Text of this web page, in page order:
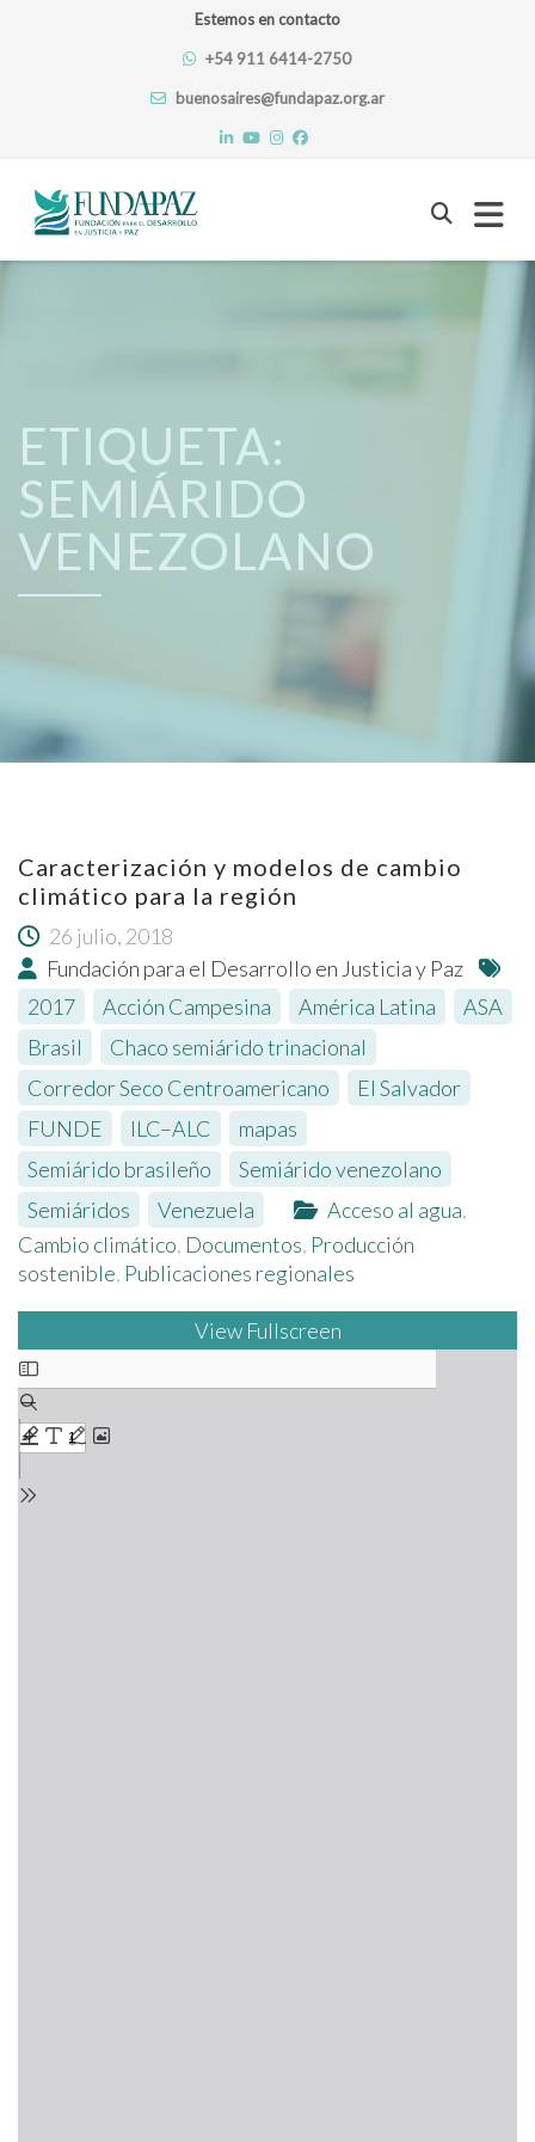
Estemos en contacto
+54 911 6414-2750
buenosaires@fundapaz.org.ar
Skip
ETIQUETA:
SEMIÁRIDO
VENEZOLANO
Caracterización y modelos de cambio
climático para la región
26 julio, 2018
Fundación para el Desarrollo en Justicia y Paz
2017
Acción Campesina América Latina ASA
Brasil
Chaco semiárido trinacional
Corredor Seco Centroamericano
El Salvador
FUNDE
ILC–ALC mapas
Semiárido brasileño
Semiárido venezolano
Semiáridos
Venezuela Acceso al agua,
Cambio climático, Documentos, Producción
sostenible, Publicaciones regionales
View Fullscreen
Saltar
al
contenido
del
PDF